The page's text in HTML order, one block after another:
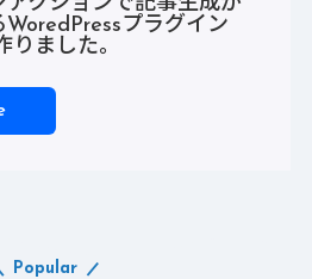
プラグイン
りました。
Popular